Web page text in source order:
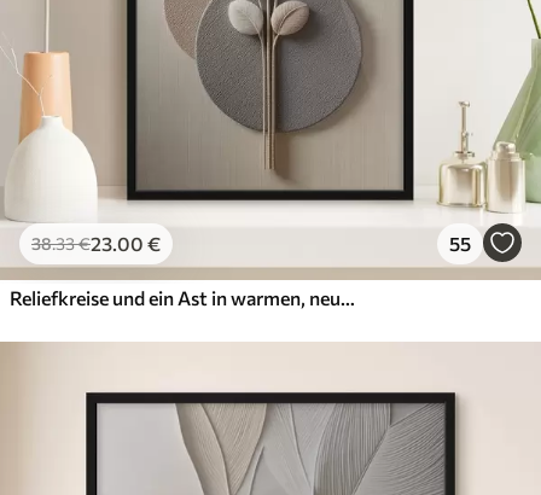
38.33€23.00 € 55
Reliefkreise und ein Ast in warmen, neutralen Farbtönen